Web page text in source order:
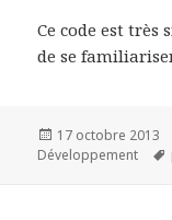
Ce code est
de se
Publié
le
17 octobre 2013
Développement